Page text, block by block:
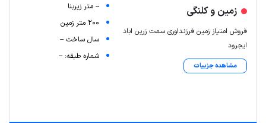
زمین و کلنگی
فروش امتیاز زمین فرزنداوری سمت زرین اباد
ایجرود
مشاهده جزییات
-- متر زیربنا
200 متر زمین
سال ساخت --
شماره طبقه: --